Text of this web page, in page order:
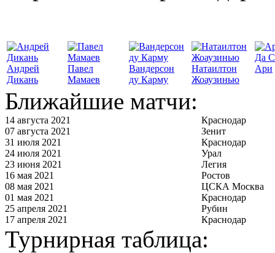
Андрей
Дикань
Павел
Мамаев
Вандерсон
ду Карму
Натаилтон
Жоаузинью
Да
Ари
Ближайшие матчи:
14 августа 2021
Краснодар
07 августа 2021
Зенит
31 июля 2021
Краснодар
24 июля 2021
Урал
23 июня 2021
Легия
16 мая 2021
Ростов
08 мая 2021
ЦСКА Москва
01 мая 2021
Краснодар
25 апреля 2021
Рубин
17 апреля 2021
Краснодар
Турнирная таблица: